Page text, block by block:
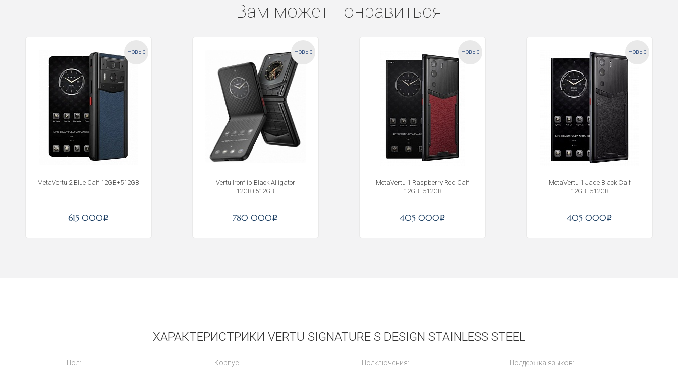
Вам может понравиться
Новые
MetaVertu 2 Blue Calf 12GB+512GB
615 000i
Новые
Vertu Ironflip Black Alligator
12GB+512GB
780 000i
Новые
MetaVertu 1 Raspberry Red Calf
12GB+512GB
405 000i
Новые
MetaVertu 1 Jade Black Calf
12GB+512GB
405 000i
ХАРАКТЕРИСТРИКИ VERTU SIGNATURE S DESIGN STAINLESS STEEL
Пол:
Корпус:
Подключения:
Поддержка языков: